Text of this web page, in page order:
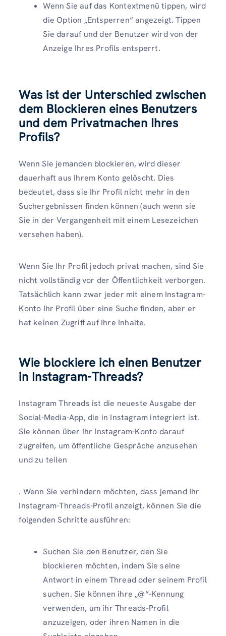
Wenn Sie auf das Kontextmenü tippen, wird
die Option „Entsperren“ angezeigt. Tippen
Sie darauf und der Benutzer wird von der
Anzeige Ihres Profils entsperrt.
Was ist der Unterschied zwischen
dem Blockieren eines Benutzers
und dem Privatmachen Ihres
Profils?
Wenn Sie jemanden blockieren, wird dieser
dauerhaft aus Ihrem Konto gelöscht. Dies
bedeutet, dass sie Ihr Profil nicht mehr in den
Suchergebnissen finden können (auch wenn sie
Sie in der Vergangenheit mit einem Lesezeichen
versehen haben).
Wenn Sie Ihr Profil jedoch privat machen, sind Sie
nicht vollständig vor der Öffentlichkeit verborgen.
Tatsächlich kann zwar jeder mit einem Instagram-
Konto Ihr Profil über eine Suche finden, aber er
hat keinen Zugriff auf Ihre Inhalte.
Wie blockiere ich einen Benutzer
in Instagram-Threads?
Instagram Threads ist die neueste Ausgabe der
Social-Media-App, die in Instagram integriert ist.
Sie können über Ihr Instagram-Konto darauf
zugreifen, um öffentliche Gespräche anzusehen
und zu teilen
. Wenn Sie verhindern möchten, dass jemand Ihr
Instagram-Threads-Profil anzeigt, können Sie die
folgenden Schritte ausführen:
Suchen Sie den Benutzer, den Sie
blockieren möchten, indem Sie seine
Antwort in einem Thread oder seinem Profil
suchen. Sie können ihre „@“-Kennung
verwenden, um ihr Threads-Profil
anzuzeigen, oder ihren Namen in die